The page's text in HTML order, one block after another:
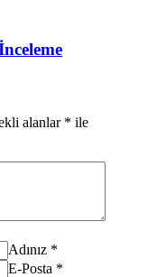
alanlar * ile
Adınız *
E-Posta *